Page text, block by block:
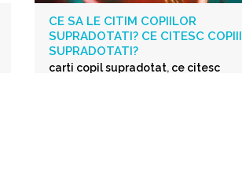
CE SA LE CITIM COPIILOR
SUPRADOTATI? CE CITESC COPIII
SUPRADOTATI?
carti copil supradotat, ce citesc